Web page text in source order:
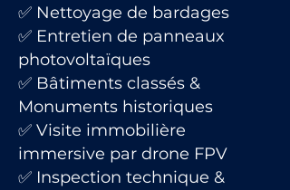
✅ Nettoyage de bardages
✅ Entretien de panneaux
photovoltaïques
✅ Bâtiments classés &
Monuments historiques
✅ Visite immobilière
immersive par drone FPV
✅ Inspection technique &